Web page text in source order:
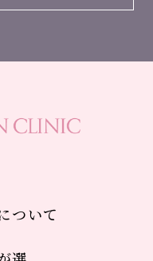
ついて